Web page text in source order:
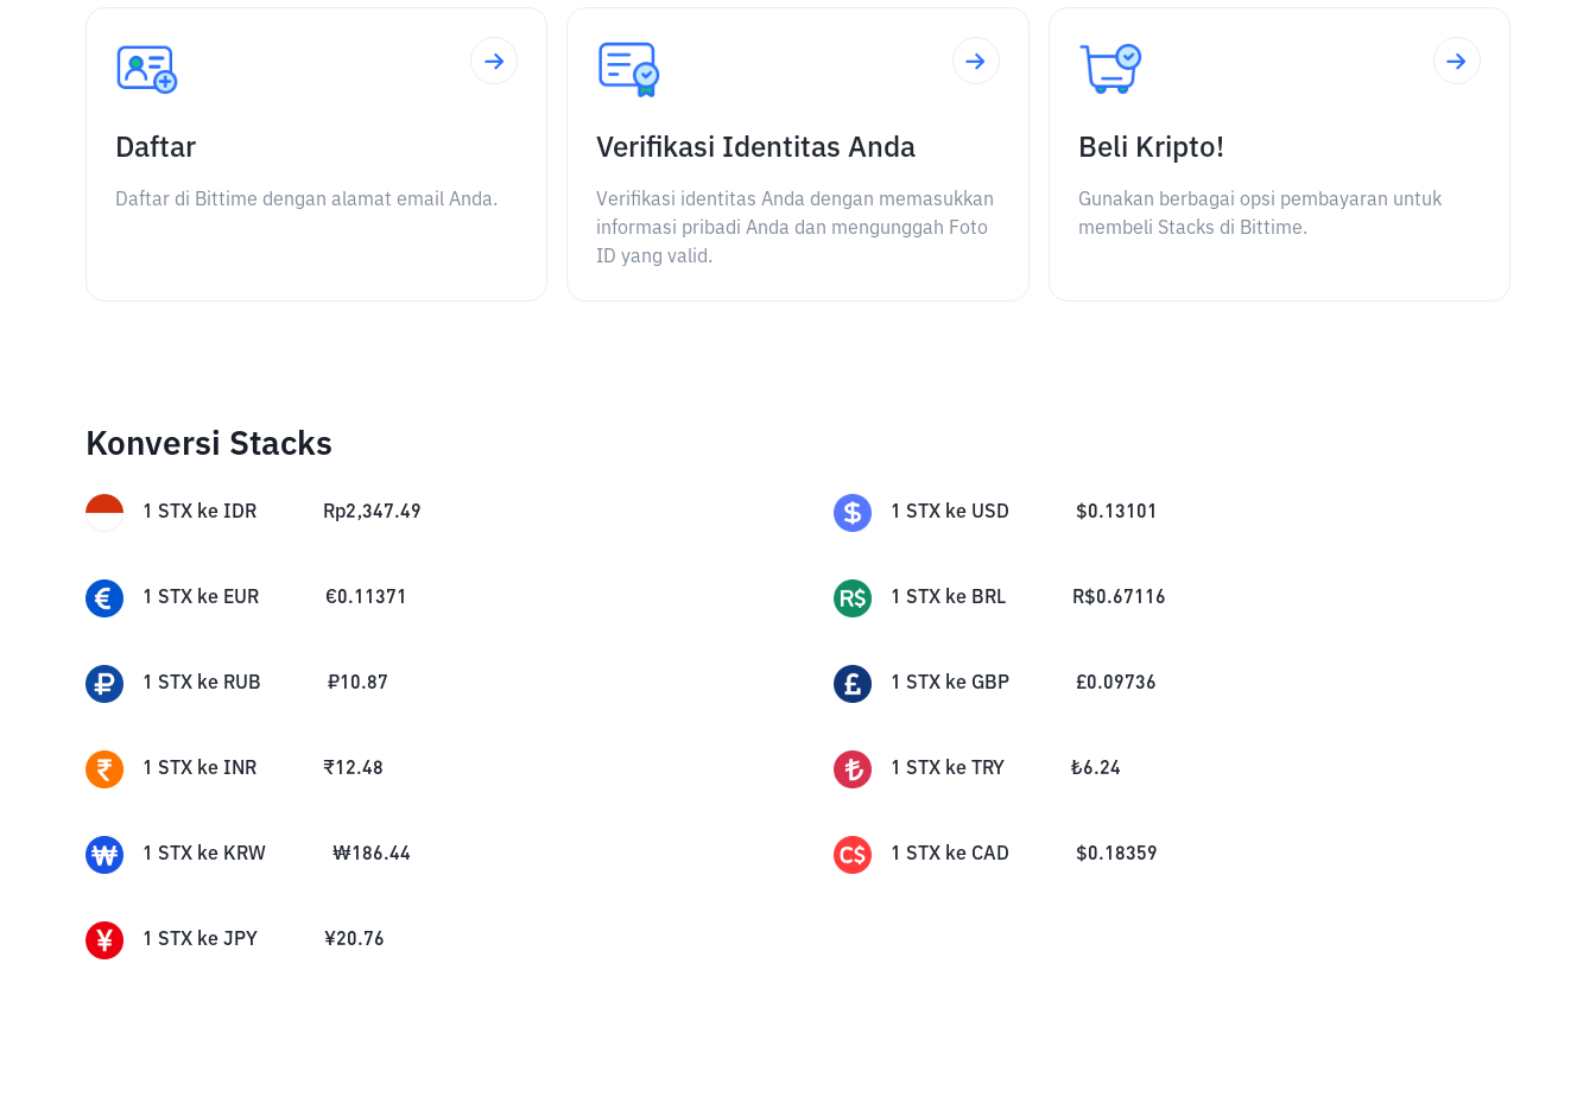
Daftar
Daftar di Bittime dengan alamat email Anda.
Verifikasi Identitas Anda
Verifikasi identitas Anda dengan memasukkan
informasi pribadi Anda dan mengunggah Foto
ID yang valid.
Beli Kripto!
Gunakan berbagai opsi pembayaran untuk
membeli Stacks di Bittime.
Konversi Stacks
1 STX ke IDR Rp2,347.49 1 STX ke USD $0.13101
1 STX ke EUR €0.11371 1 STX ke BRL R$0.67116
1 STX ke RUB ₽10.87 1 STX ke GBP £0.09736
1 STX ke INR ₹12.48 1 STX ke TRY ₺6.24
1 STX ke KRW ₩186.44 1 STX ke CAD $0.18359
1 STX ke JPY ¥20.76